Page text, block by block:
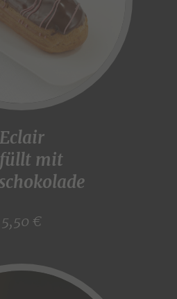
Eclair
mit
5,50 €